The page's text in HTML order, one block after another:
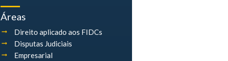
Áreas
Direito aplicado aos FIDCs
Disputas Judiciais
Empresarial